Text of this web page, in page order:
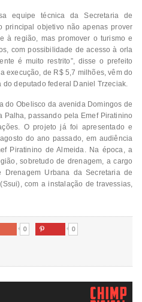
equipe técnica da Secretaria de
principal objetivo não apenas prover
à região, mas promover o turismo e
com possibilidade de acesso à orla
é muito restrito”, disse o prefeito
execução, de R$ 5,7 milhões, vêm do
do deputado federal Daniel Trzeciak.
do Obelisco da avenida Domingos de
passando pela Emef Piratinino
O projeto já foi apresentado e
do ano passado, em audiência
Piratinino de Almeida. Na época, a
sobretudo de drenagem, a cargo
Urbana da Secretaria de
com a instalação de travessias,
0  0